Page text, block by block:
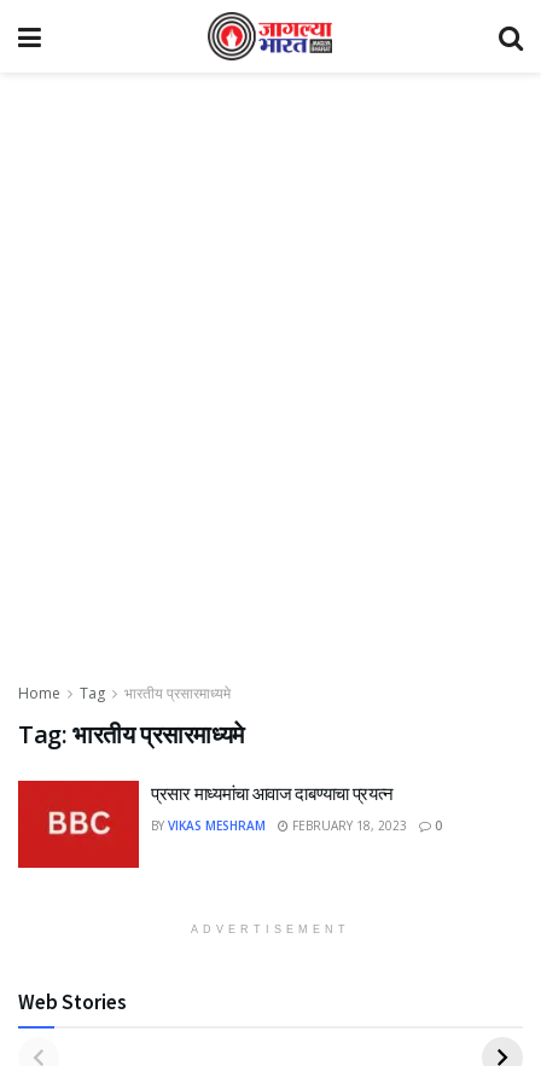
Home Tag भारतीय प्रसारमाध्यमे
Tag:भारतीय प्रसारमाध्यमे
प्रसार माध्यमांचा आवाज दाबण्याचा प्रयत्न
BY VIKAS MESHRAM FEBRUARY 18, 2023 0
ADVERTISEMENT
Web Stories